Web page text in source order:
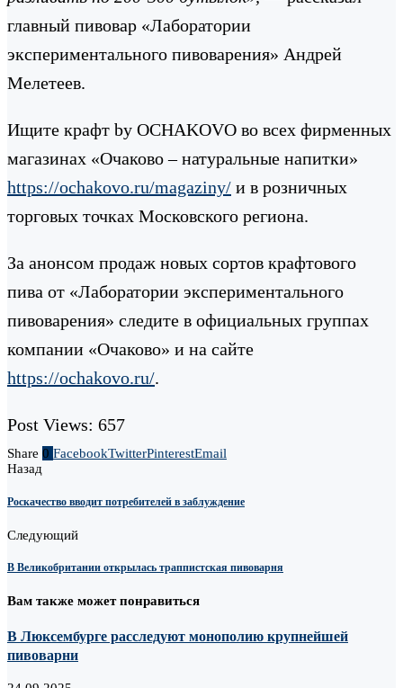
главный пивовар «Лаборатории
экспериментального пивоварения» Андрей
Мелетеев.
Ищите крафт by OCHAKOVO во всех фирменных
магазинах «Очаково – натуральные напитки»
https://ochakovo.ru/magaziny/ и в розничных
торговых точках Московского региона.
За анонсом продаж новых сортов крафтового
пива от «Лаборатории экспериментального
пивоварения» следите в официальных группах
компании «Очаково» и на сайте
https://ochakovo.ru/.
Post Views: 657
Share 0 FacebookTwitterPinterestEmail
Назад
Роскачество вводит потребителей в заблуждение
Следующий
В Великобритании открылась траппистская пивоварня
Вам также может понравиться
В Люксембурге расследуют монополию крупнейшей
пивоварни